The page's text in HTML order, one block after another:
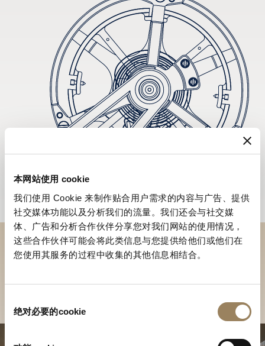
本网站使用 cookie
我们使用 Cookie 来制作贴合用户需求的内容与广告、提供
社交媒体功能以及分析我们的流量。我们还会与社交媒
体、广告和分析合作伙伴分享您对我们网站的使用情况，
这些合作伙伴可能会将此类信息与您提供给他们或他们在
您使用其服务的过程中收集的其他信息相结合。
绝对必要的cookie
於專賣店探索品牌系列作品
尋找專賣店